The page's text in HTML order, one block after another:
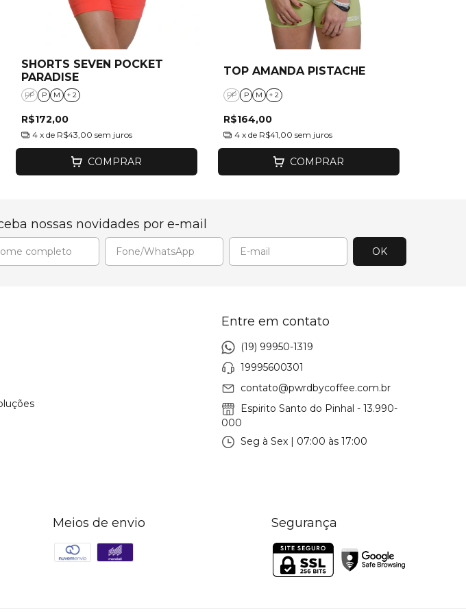
SHORTS SEVEN POCKET
PARADISE
PP P M + 2
R$172,00
4 x de R$43,00 sem juros
COMPRAR
TOP AMANDA PISTACHE
PP P M + 2
R$164,00
4 x de R$41,00 sem juros
COMPRAR
nossas novidades por e-mail
Entre em contato
(19) 99950-1319
19995600301
contato@pwrdbycoffee.com.br
Espirito Santo do Pinhal - 13.990-
000
Seg à Sex | 07:00 às 17:00
Meios de envio Segurança